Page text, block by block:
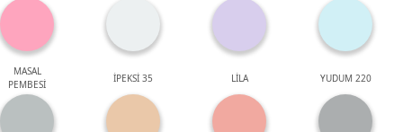
MASAL
PEMBESİ
İPEKSİ 35 LİLA YUDUM 220